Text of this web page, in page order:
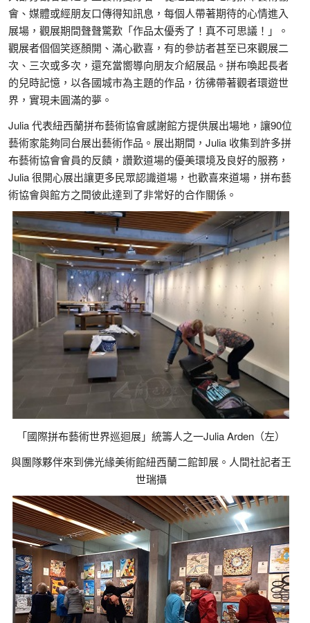
會、媒體或經朋友口傳得知訊息，每個人帶著期待的心情進入
展場，觀展期間聲聲驚歎「作品太優秀了！真不可思議！」。
觀展者個個笑逐顏開、滿心歡喜，有的參訪者甚至已來觀展二
次、三次或多次，還充當嚮導向朋友介紹展品。拼布喚起長者
的兒時記憶，以各國城市為主題的作品，彷彿帶著觀者環遊世
界，實現未圓滿的夢。
Julia 代表紐西蘭拼布藝術協會感謝館方提供展出場地，讓90位
藝術家能夠同台展出藝術作品。展出期間，Julia 收集到許多拼
布藝術協會會員的反饋，讚歎道場的優美環境及良好的服務，
Julia 很開心展出讓更多民眾認識道場，也歡喜來道場，拼布藝
術協會與館方之間彼此達到了非常好的合作關係。
「國際拼布藝術世界巡迴展」統籌人之一Julia Arden（左）
與團隊夥伴來到佛光緣美術館紐西蘭二館卸展。人間社記者王
世瑞攝